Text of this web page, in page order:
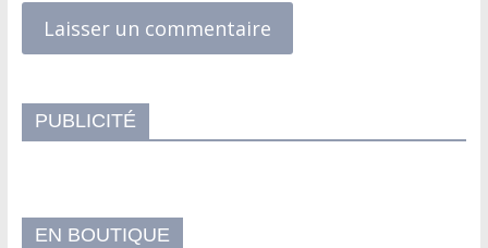
PUBLICITÉ
EN BOUTIQUE